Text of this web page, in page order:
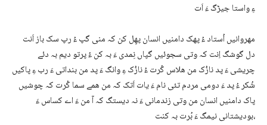
ءِ واستا جیڑگ ءَ اَت
مھروانیں اُستاد ءُ پھک دامنیں انسان پھِل کن کہ منی گپ ءُ رپ سک باز اَنت
دل گوشگ اِنت کہ وتی سجوئیں گپاں نِمدی ءَ بہ کن ءُ پرتو دیم بہ دئے
چریشی ءَ پد نازُک من ھلاس کُرت ءُ نازُک ءِ وانگ ءَ پد من بنداتی ءَ رب ءِ پاکیں
شُکر ءُ پد ءَ دومی مردم تئی نام ءَ یات اَتک کہ من ھمے سما کُرت کہ چوشیں
پاک دامنیں انسان من وتی زندمانی ءَ نہ دیستگ کہ آ من ءَ اے کساس ءَ
بودیشتانی نیمگ ءَ بُرت بہ کنت،